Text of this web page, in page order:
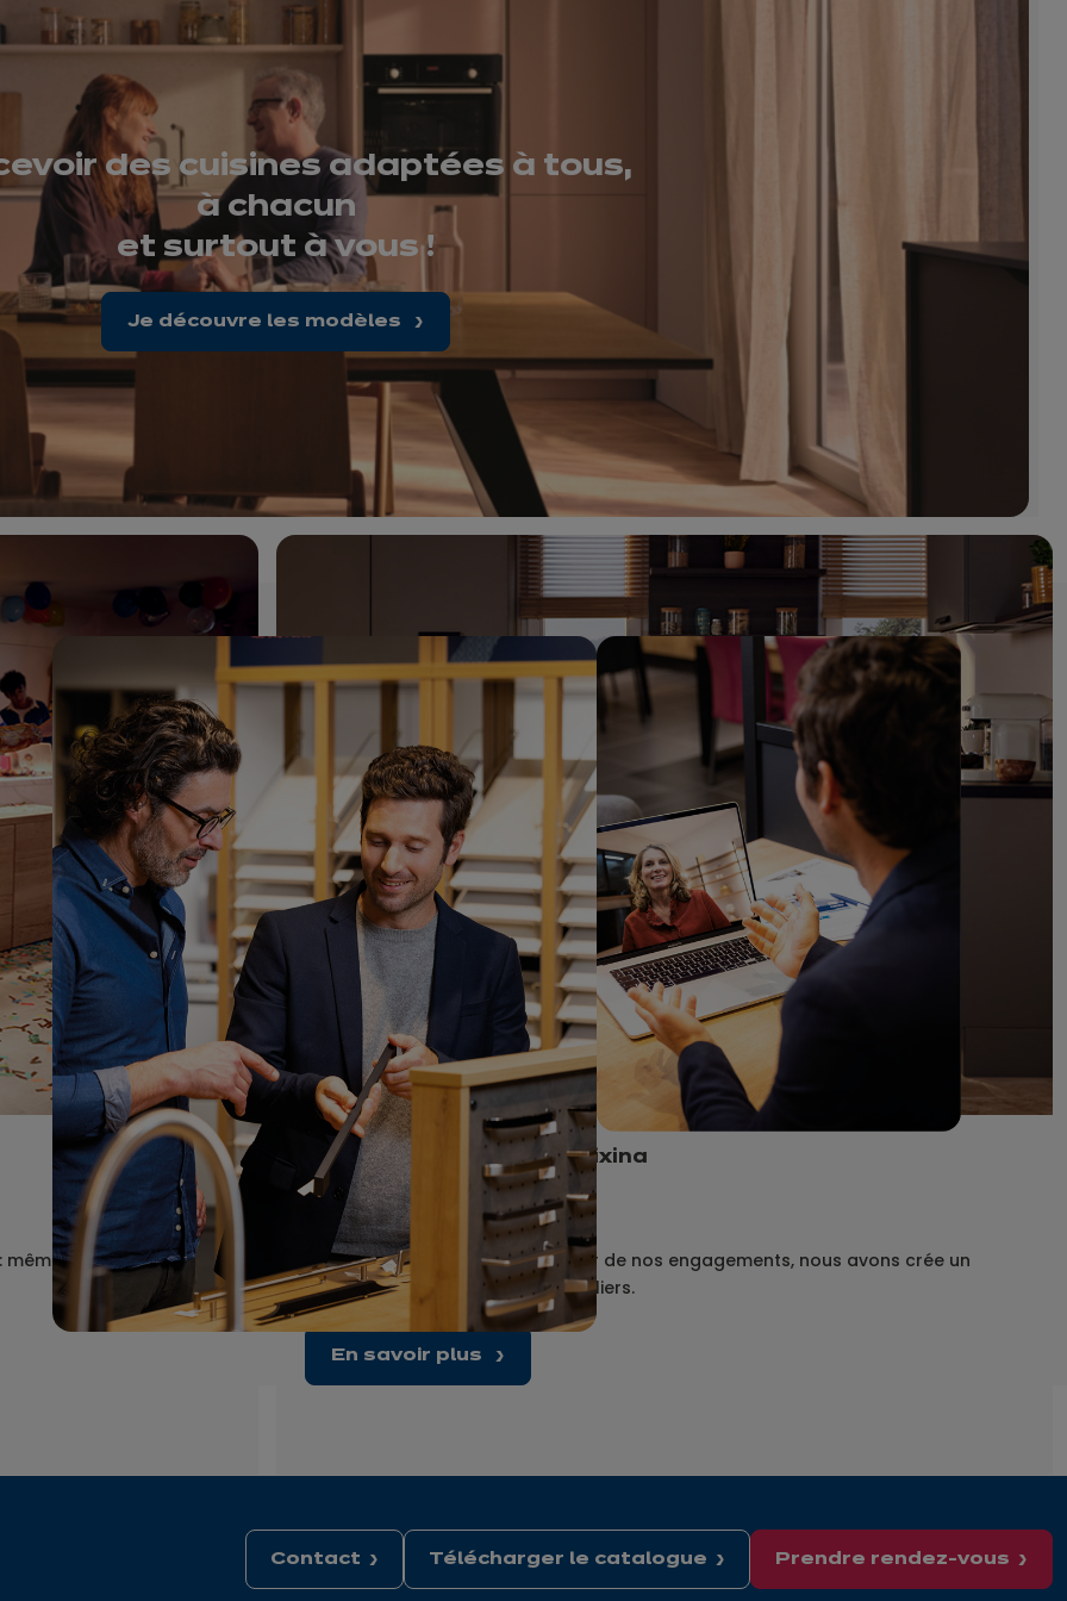
des cuisines adaptées à tous,
à chacun
et surtout à vous !
Je découvre les modèles
même le plus petit projet
Découvrez "LE P4CTE" d'ixina
Votre satisfaction étant au coeur de nos engagements, nous avons crée un
pacte de confiance basé sur 4 piliers.
En savoir plus
Contact Télécharger le catalogue Prendre rendez-vous